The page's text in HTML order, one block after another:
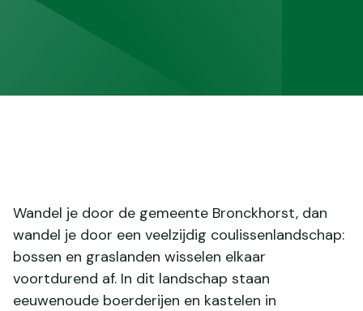
Wandel je door de gemeente Bronckhorst, dan
wandel je door een veelzijdig coulissenlandschap:
bossen en graslanden wisselen elkaar
voortdurend af. In dit landschap staan
eeuwenoude boerderijen en kastelen in